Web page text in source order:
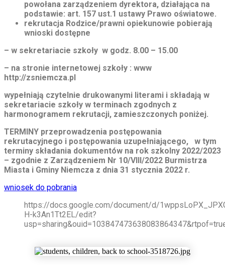
powołana zarządzeniem dyrektora, działająca na
podstawie: art. 157 ust.1 ustawy Prawo oświatowe.
rekrutacja Rodzice/prawni opiekunowie pobierają
wnioski dostępne
– w sekretariacie szkoły w godz. 8.00 – 15.00
– na stronie internetowej szkoły : www
http://zsniemcza.pl
wypełniają czytelnie drukowanymi literami i składają w
sekretariacie szkoły w terminach zgodnych z
harmonogramem rekrutacji, zamieszczonych poniżej.
TERMINY przeprowadzenia postępowania
rekrutacyjnego i postępowania uzupełniającego, w tym
terminy składania dokumentów na rok szkolny 2022/2023
– zgodnie z Zarządzeniem Nr 10/VIII/2022 Burmistrza
Miasta i Gminy Niemcza z dnia 31 stycznia 2022 r.
wniosek do pobrania
https://docs.google.com/document/d/
H-k3An1Tt2EL/edit?